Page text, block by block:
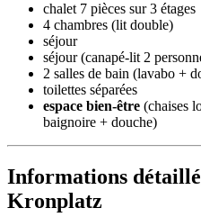
chalet 7 pièces sur 3 étages
4 chambres (lit double)
séjour
séjour (canapé-lit 2
2 salles de bain (lavabo +
toilettes séparées
espace bien-être (chaises
baignoire + douche)
Informations
Kronplatz